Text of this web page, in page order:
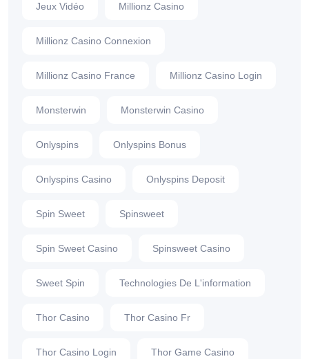
Jeux Vidéo Millionz Casino
Millionz Casino Connexion
Millionz Casino France Millionz Casino Login
Monsterwin Monsterwin Casino
Onlyspins Onlyspins Bonus
Onlyspins Casino Onlyspins Deposit
Spin Sweet Spinsweet
Spin Sweet Casino Spinsweet Casino
Sweet Spin Technologies De L'information
Thor Casino Thor Casino Fr
Thor Casino Login Thor Game Casino